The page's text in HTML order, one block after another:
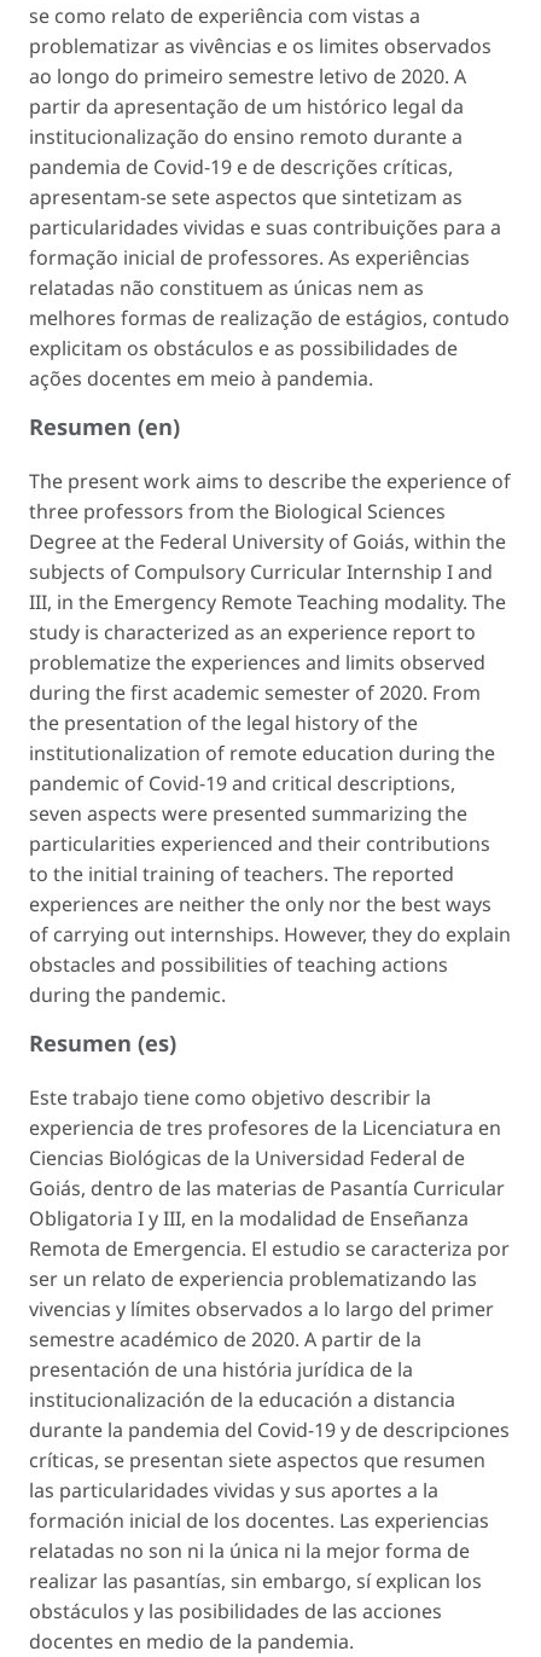
se como relato de experiência com vistas a
problematizar as vivências e os limites observados
ao longo do primeiro semestre letivo de 2020. A
partir da apresentação de um histórico legal da
institucionalização do ensino remoto durante a
pandemia de Covid-19 e de descrições críticas,
apresentam-se sete aspectos que sintetizam as
particularidades vividas e suas contribuições para a
formação inicial de professores. As experiências
relatadas não constituem as únicas nem as
melhores formas de realização de estágios, contudo
explicitam os obstáculos e as possibilidades de
ações docentes em meio à pandemia.
Resumen (en)
The present work aims to describe the experience of
three professors from the Biological Sciences
Degree at the Federal University of Goiás, within the
subjects of Compulsory Curricular Internship I and
III, in the Emergency Remote Teaching modality. The
study is characterized as an experience report to
problematize the experiences and limits observed
during the first academic semester of 2020. From
the presentation of the legal history of the
institutionalization of remote education during the
pandemic of Covid-19 and critical descriptions,
seven aspects were presented summarizing the
particularities experienced and their contributions
to the initial training of teachers. The reported
experiences are neither the only nor the best ways
of carrying out internships. However, they do explain
obstacles and possibilities of teaching actions
during the pandemic.
Resumen (es)
Este trabajo tiene como objetivo describir la
experiencia de tres profesores de la Licenciatura en
Ciencias Biológicas de la Universidad Federal de
Goiás, dentro de las materias de Pasantía Curricular
Obligatoria I y III, en la modalidad de Enseñanza
Remota de Emergencia. El estudio se caracteriza por
ser un relato de experiencia problematizando las
vivencias y límites observados a lo largo del primer
semestre académico de 2020. A partir de la
presentación de una história jurídica de la
institucionalización de la educación a distancia
durante la pandemia del Covid-19 y de descripciones
críticas, se presentan siete aspectos que resumen
las particularidades vividas y sus aportes a la
formación inicial de los docentes. Las experiencias
relatadas no son ni la única ni la mejor forma de
realizar las pasantías, sin embargo, sí explican los
obstáculos y las posibilidades de las acciones
docentes en medio de la pandemia.